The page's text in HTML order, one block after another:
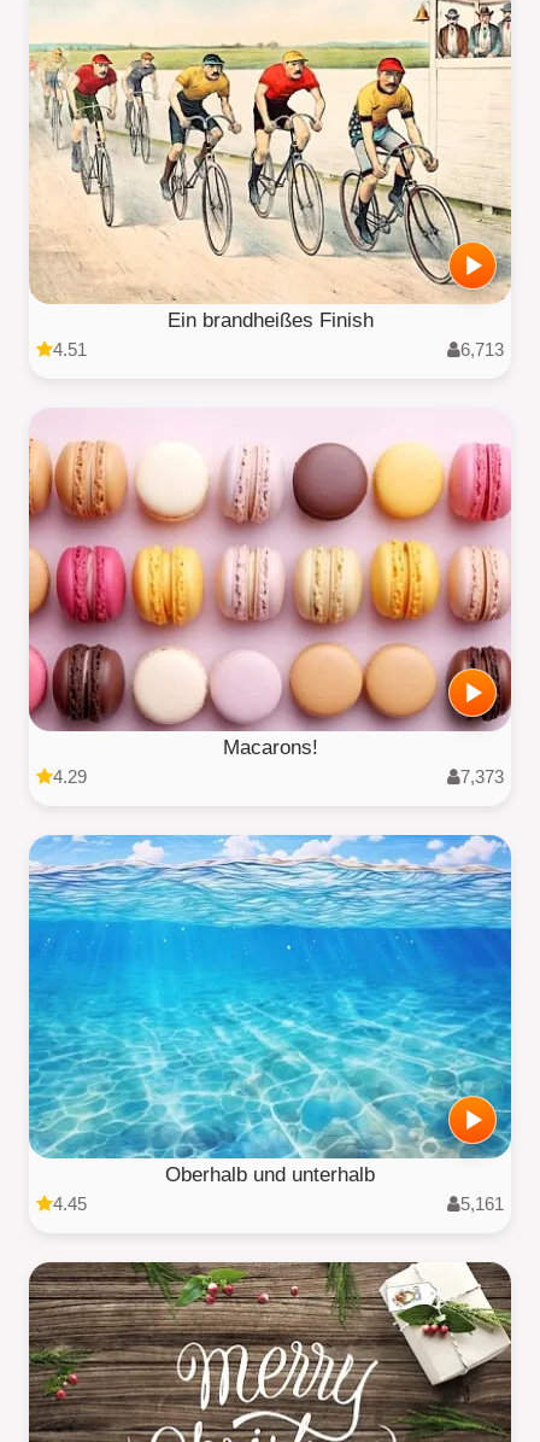
Ein brandheißes Finish
4.51 6,713
Macarons!
4.29 7,373
Oberhalb und unterhalb
4.45 5,161